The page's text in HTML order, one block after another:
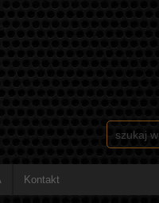
Kontakt